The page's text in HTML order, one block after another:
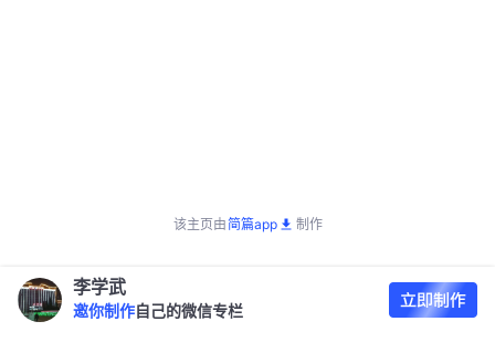
该主页由简篇app 制作
李学武
邀你制作 自己的微信专栏